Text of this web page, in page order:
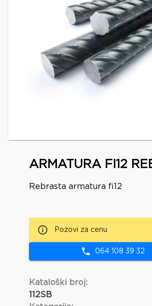
ARMATURA FI12
Rebrasta armatura fi12
Pozovi za cenu
064 108 39 32
Kataloški broj:
112SB